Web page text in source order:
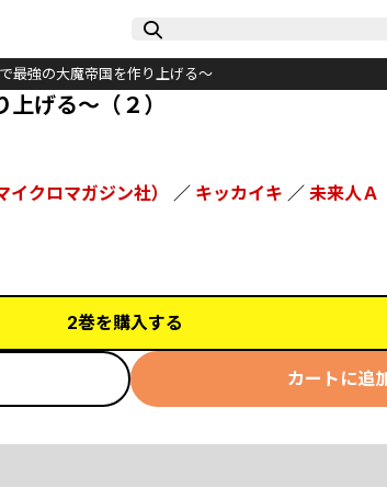
最強の大魔帝国を作り上げる～
げる～（２）
イクロマガジン社） ／ キッカイキ ／ 未来人Ａ
2巻を購入する
カートに追